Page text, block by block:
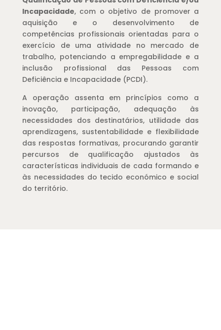
Incapacidade, com o objetivo de promover a
aquisição e o desenvolvimento de
competências profissionais orientadas para o
exercício de uma atividade no mercado de
trabalho, potenciando a empregabilidade e a
inclusão profissional das Pessoas com
Deficiência e Incapacidade (PCDI).
A operação assenta em princípios como a
inovação, participação, adequação às
necessidades dos destinatários, utilidade das
aprendizagens, sustentabilidade e flexibilidade
das respostas formativas, procurando garantir
percursos de qualificação ajustados às
características individuais de cada formando e
às necessidades do tecido económico e social
do território.